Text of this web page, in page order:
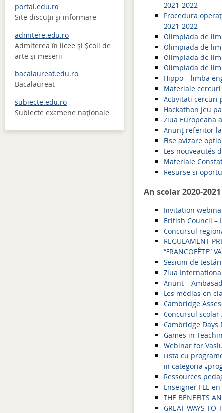
portal.edu.ro
Site discuţii şi informare
admitere.edu.ro
Admiterea în licee şi Şcoli de
arte şi meserii
bacalaureat.edu.ro
Bacalaureat
subiecte.edu.ro
Subiecte examene naţionale
2021-2022
Procedura
2021-2022
Olimpiada de
Olimpiada de
Olimpiada de
Olimpiada de
Hippo – limba
Materiale
Activitati cercuri
Hackathon Jeu
Ziua Europeana
Anunț referitor
Fise avizare
Les nouveautés
Materiale
Resurse si
An scolar 2020-2021
Invitation
British Council –
Concursul
REGULAMENT
“FRANCOFÊTE”
Sesiuni de
Ziua
Anunt –
Les médias en
Cambridge
Concursul scolar
Cambridge Days
Games in
Webinar for
Lista cu
in categoria
Ressources
Enseigner FLE
THE BENEFITS
GREAT WAYS TO